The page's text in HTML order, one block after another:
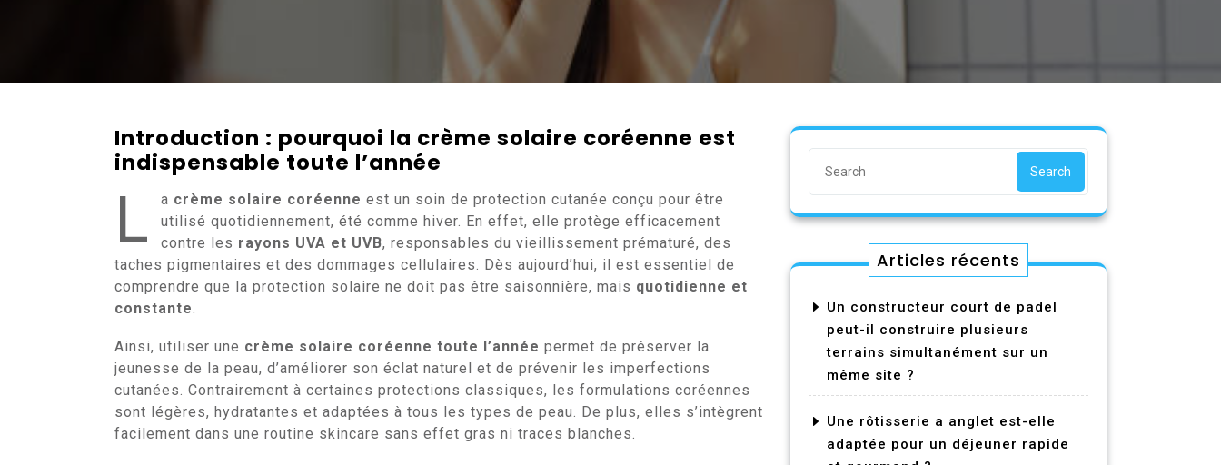
Introduction : pourquoi la crème solaire coréenne est
indispensable toute l’année
L a crème solaire coréenne est un soin de protection cutanée conçu pour être
utilisé quotidiennement, été comme hiver. En effet, elle protège efficacement
contre les rayons UVA et UVB, responsables du vieillissement prématuré, des
taches pigmentaires et des dommages cellulaires. Dès aujourd’hui, il est essentiel de
comprendre que la protection solaire ne doit pas être saisonnière, mais quotidienne et
constante.
Ainsi, utiliser une crème solaire coréenne toute l’année permet de préserver la
jeunesse de la peau, d’améliorer son éclat naturel et de prévenir les imperfections
cutanées. Contrairement à certaines protections classiques, les formulations coréennes
sont légères, hydratantes et adaptées à tous les types de peau. De plus, elles s’intègrent
facilement dans une routine skincare sans effet gras ni traces blanches.
Search
Articles récents
Un constructeur court de padel
peut-il construire plusieurs
terrains simultanément sur un
même site ?
Une rôtisserie a anglet est-elle
adaptée pour un déjeuner rapide